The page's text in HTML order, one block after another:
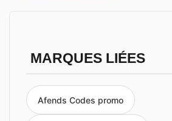
MARQUES LIÉES
Afends Codes promo